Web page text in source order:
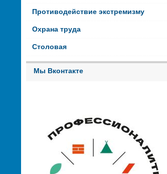
Противодействие экстремизму
Охрана труда
Столовая
Мы Вконтакте